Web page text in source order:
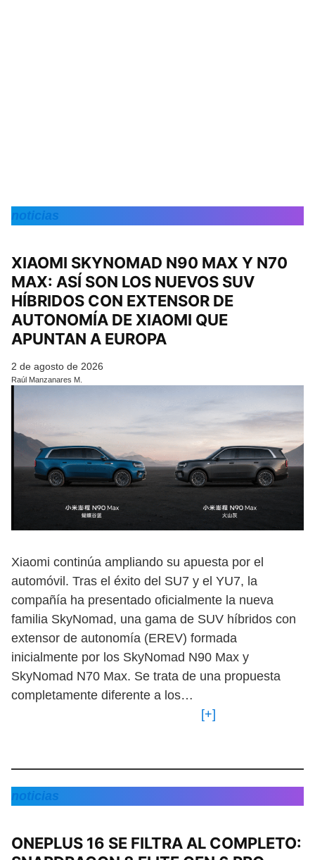
noticias
XIAOMI SKYNOMAD N90 MAX Y N70
MAX: ASÍ SON LOS NUEVOS SUV
HÍBRIDOS CON EXTENSOR DE
AUTONOMÍA DE XIAOMI QUE
APUNTAN A EUROPA
2 de agosto de 2026
Raúl Manzanares M.
Xiaomi continúa ampliando su apuesta por el
automóvil. Tras el éxito del SU7 y el YU7, la
compañía ha presentado oficialmente la nueva
familia SkyNomad, una gama de SUV híbridos con
extensor de autonomía (EREV) formada
inicialmente por los SkyNomad N90 Max y
SkyNomad N70 Max. Se trata de una propuesta
completamente diferente a los…
[+]
noticias
ONEPLUS 16 SE FILTRA AL COMPLETO: